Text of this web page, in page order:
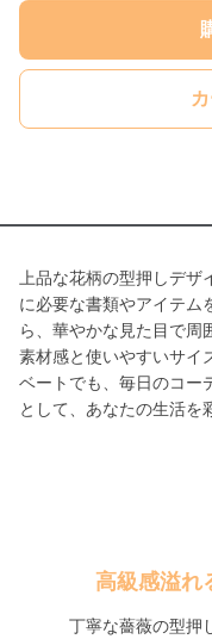
上品な花柄の型押しデ
に必要な書類やアイテム
ら、華やかな見た目で周
素材感と使いやすいサイ
ベートでも、毎日のコー
として、あなたの生活を
高級感溢れ
丁寧な薔薇の型押